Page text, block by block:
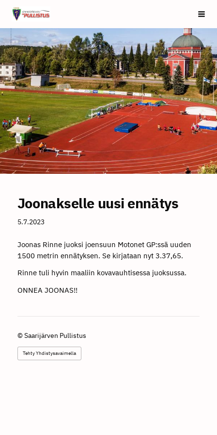
Siirry
sivun
sisältöön
Saarijärven Pullistus
Joonakselle uusi ennätys
5.7.2023
Joonas Rinne juoksi joensuun Motonet GP:ssä uuden
1500 metrin ennätyksen. Se kirjataan nyt 3.37,65.
Rinne tuli hyvin maaliin kovavauhtisessa juoksussa.
ONNEA JOONAS!!
© Saarijärven Pullistus
Tehty Yhdistysavaimella